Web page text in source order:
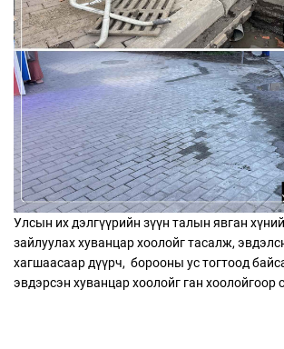
Улсын их дэлгүүрийн зүүн талын явган
зайлуулах хуванцар хоолойг тасалж,
хагшаасаар дүүрч, борооны ус тогтоод
эвдэрсэн хуванцар хоолойг ган хоолойгоор